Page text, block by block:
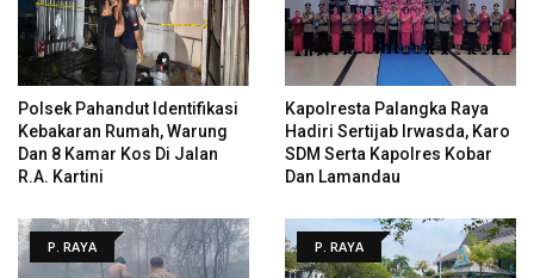
Polsek Pahandut Identifikasi
Kebakaran Rumah, Warung
Dan 8 Kamar Kos Di Jalan
R.A. Kartini
Kapolresta Palangka Raya
Hadiri Sertijab Irwasda, Karo
SDM Serta Kapolres Kobar
Dan Lamandau
P. RAYA P. RAYA